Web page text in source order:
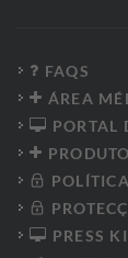
FAQS
ÁREA
PORTAL
PRESS